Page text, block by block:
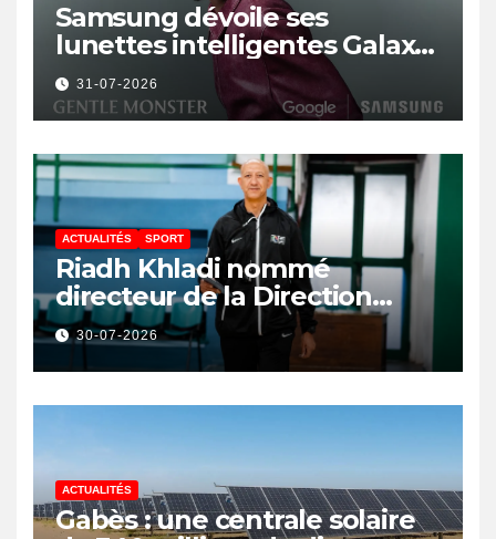
Samsung dévoile ses
lunettes intelligentes Galaxy
avec IA et Gemini
31-07-2026
ACTUALITÉS SPORT
Riadh Khladi nommé
directeur de la Direction
Nationale de l’Arbitrage
30-07-2026
ACTUALITÉS
Gabès : une centrale solaire